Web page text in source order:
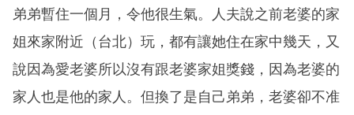
弟弟暫住一個月，令他很生氣。人夫說之前老婆的家
姐來家附近（台北）玩，都有讓她住在家中幾天，又
說因為愛老婆所以沒有跟老婆家姐獎錢，因為老婆的
家人也是他的家人。但換了是自己弟弟，老婆卻不准